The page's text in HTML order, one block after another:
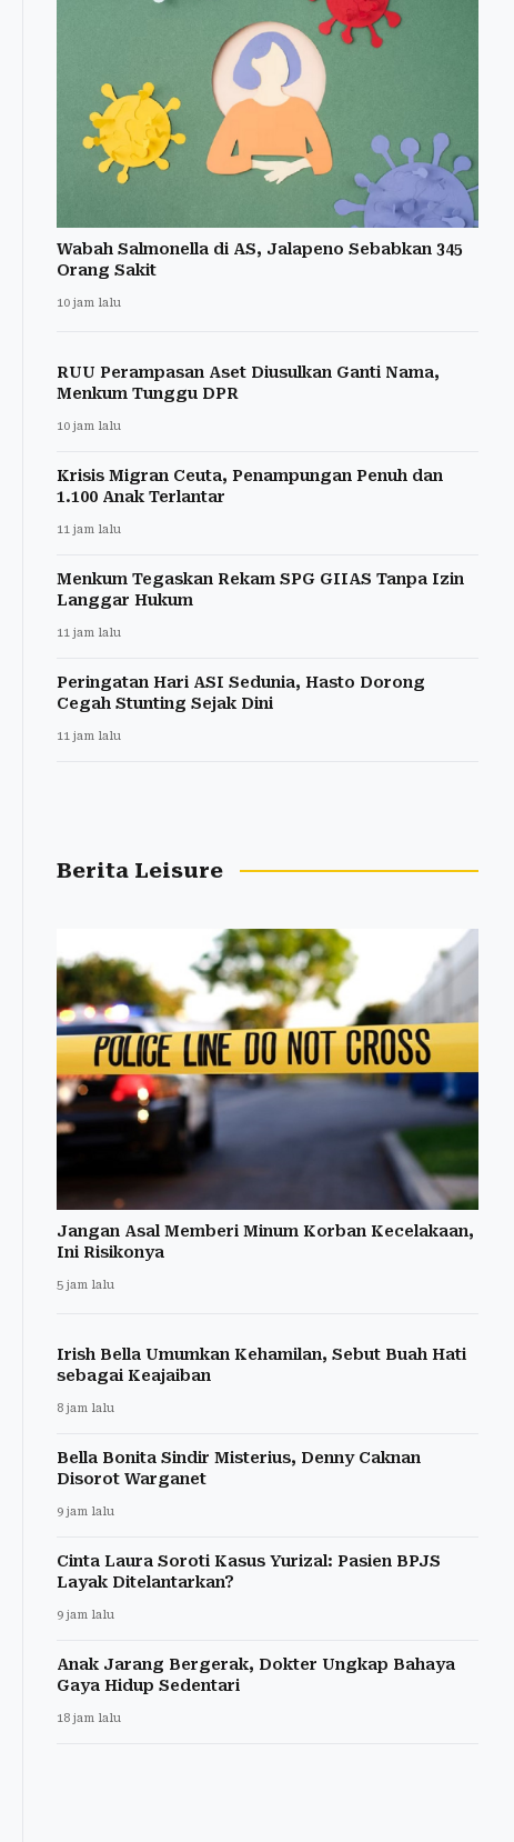
Wabah Salmonella di AS, Jalapeno Sebabkan 345
Orang Sakit
10 jam lalu
RUU Perampasan Aset Diusulkan Ganti Nama,
Menkum Tunggu DPR
10 jam lalu
Krisis Migran Ceuta, Penampungan Penuh dan
1.100 Anak Terlantar
11 jam lalu
Menkum Tegaskan Rekam SPG GIIAS Tanpa Izin
Langgar Hukum
11 jam lalu
Peringatan Hari ASI Sedunia, Hasto Dorong
Cegah Stunting Sejak Dini
11 jam lalu
Berita Leisure
Jangan Asal Memberi Minum Korban Kecelakaan,
Ini Risikonya
5 jam lalu
Irish Bella Umumkan Kehamilan, Sebut Buah Hati
sebagai Keajaiban
8 jam lalu
Bella Bonita Sindir Misterius, Denny Caknan
Disorot Warganet
9 jam lalu
Cinta Laura Soroti Kasus Yurizal: Pasien BPJS
Layak Ditelantarkan?
9 jam lalu
Anak Jarang Bergerak, Dokter Ungkap Bahaya
Gaya Hidup Sedentari
18 jam lalu